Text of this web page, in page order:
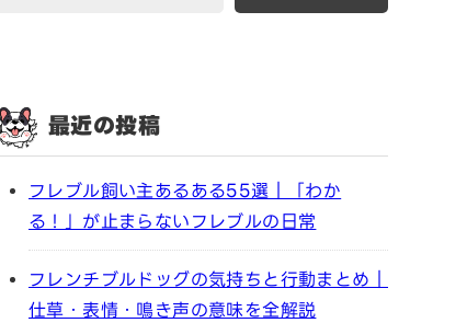
最近の投稿
フレブル飼い主あるある55選｜「わか
る！」が止まらないフレブルの日常
フレンチブルドッグの気持ちと行動まとめ｜
仕草・表情・鳴き声の意味を全解説